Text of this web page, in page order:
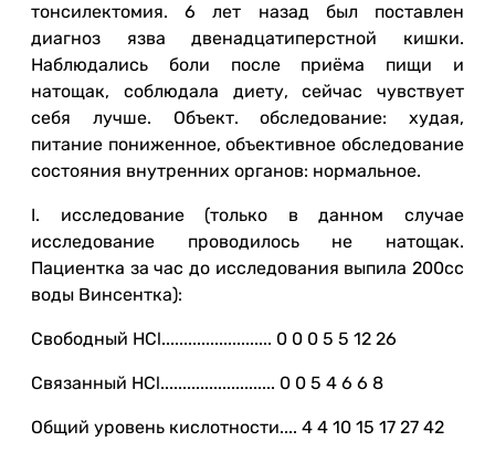
тонсилектомия. 6 лет назад был поставлен
диагноз язва двенадцатиперстной кишки.
Наблюдались боли после приёма пищи и
натощак, соблюдала диету, сейчас чувствует
себя лучше. Объект. обследование: худая,
питание пониженное, объективное обследование
состояния внутренних органов: нормальное.
I. исследование (только в данном случае
исследование проводилось не натощак.
Пациентка за час до исследования выпила 200сс
воды Винсентка):
Свободный HCl......................... 0 0 0 5 5 12 26
Связанный HCl.......................... 0 0 5 4 6 6 8
Общий уровень кислотности.... 4 4 10 15 17 27 42